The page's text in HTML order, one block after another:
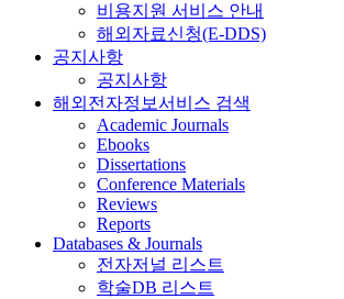
비용지원 서비스 안내
해외자료신청(E-DDS)
공지사항
공지사항
해외전자정보서비스 검색
Academic Journals
Ebooks
Dissertations
Conference Materials
Reviews
Reports
Databases & Journals
전자저널 리스트
학술DB 리스트